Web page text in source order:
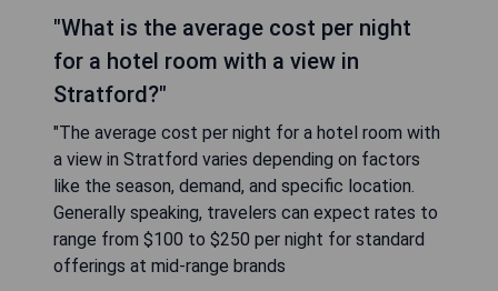
"What is the average cost per night
for a hotel room with a view in
Stratford?"
"The average cost per night for a hotel room with
a view in Stratford varies depending on factors
like the season, demand, and specific location.
Generally speaking, travelers can expect rates to
range from $100 to $250 per night for standard
offerings at mid-range brands